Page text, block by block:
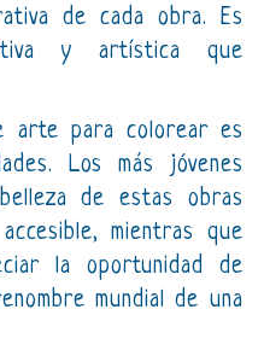
de cada obra. Es
y artística que
arte para colorear es
Los más jóvenes
de estas obras
mientras que
la oportunidad de
mundial de una